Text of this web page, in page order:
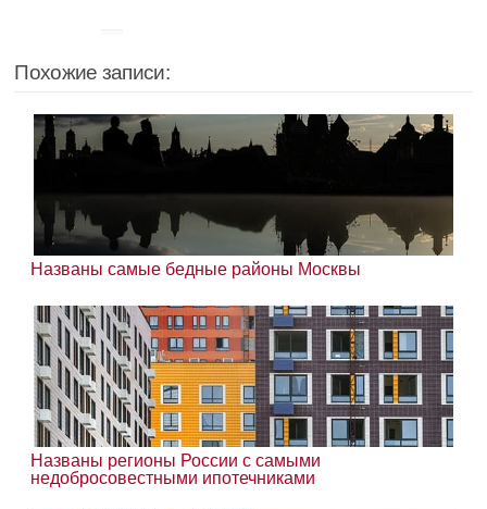
Похожие записи:
Названы самые бедные районы Москвы
Названы регионы России с самыми
недобросовестными ипотечниками